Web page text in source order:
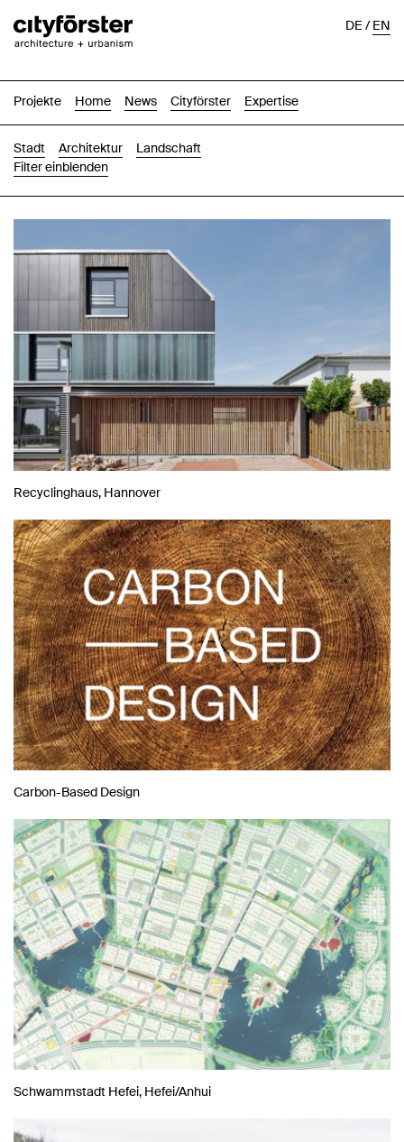
Projekte Home News Cityförster Expertise
DE/EN
Stadt Architektur
Landschaft
Filter einblenden
Recyclinghaus, Hannover
Carbon-Based Design
Schwammstadt Hefei, Hefei/Anhui